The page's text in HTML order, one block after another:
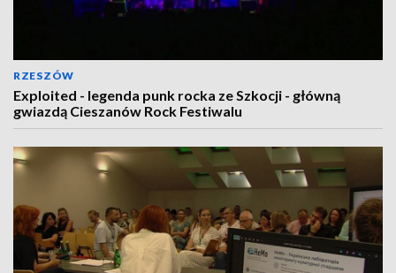
RZESZÓW
Exploited - legenda punk rocka ze Szkocji - główną
gwiazdą Cieszanów Rock Festiwalu